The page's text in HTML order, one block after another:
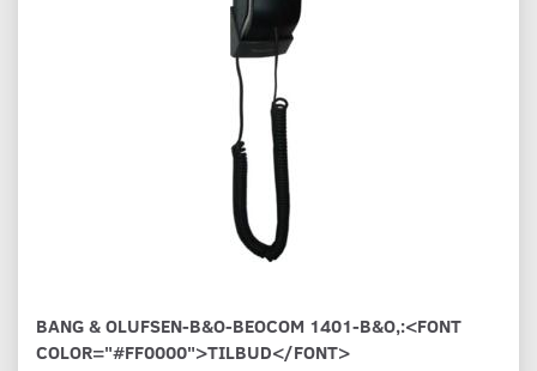
BANG & OLUFSEN-B&O-BEOCOM 1401-B&O,:<FONT
COLOR="#FF0000">TILBUD</FONT>